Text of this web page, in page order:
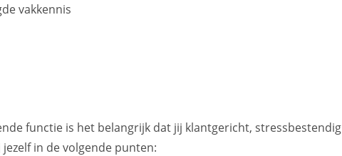
vakkennis
functie is het belangrijk dat jij klantgericht, stressbestendig
in de volgende punten: